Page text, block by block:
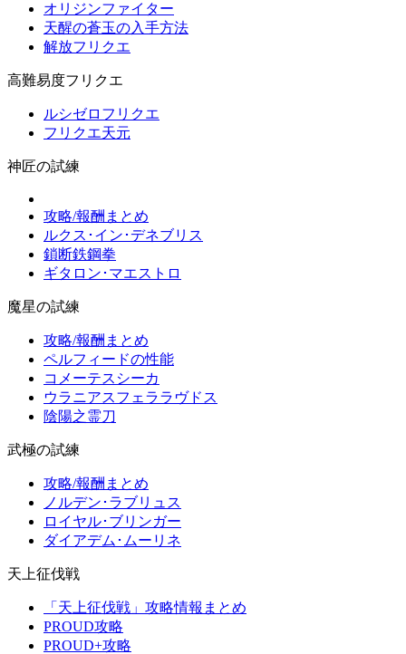
オリジンファイター
天醒の蒼玉の入手方法
解放フリクエ
高難易度フリクエ
ルシゼロフリクエ
フリクエ天元
神匠の試練
攻略/報酬まとめ
ルクス･イン･デネブリス
鎖断鉄鋼拳
ギタロン･マエストロ
魔星の試練
攻略/報酬まとめ
ペルフィードの性能
コメーテスシーカ
ウラニアスフェララヴドス
陰陽之霊刀
武極の試練
攻略/報酬まとめ
ノルデン･ラブリュス
ロイヤル･ブリンガー
ダイアデム･ムーリネ
天上征伐戦
「天上征伐戦」攻略情報まとめ
PROUD攻略
PROUD+攻略